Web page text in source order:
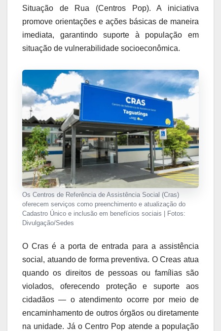
Situação de Rua (Centros Pop). A iniciativa
promove orientações e ações básicas de maneira
imediata, garantindo suporte à população em
situação de vulnerabilidade socioeconômica.
Os Centros de Referência de Assistência Social (Cras)
oferecem serviços como preenchimento e atualização do
Cadastro Único e inclusão em benefícios sociais | Fotos:
Divulgação/Sedes
O Cras é a porta de entrada para a assistência
social, atuando de forma preventiva. O Creas atua
quando os direitos de pessoas ou famílias são
violados, oferecendo proteção e suporte aos
cidadãos — o atendimento ocorre por meio de
encaminhamento de outros órgãos ou diretamente
na unidade. Já o Centro Pop atende a população